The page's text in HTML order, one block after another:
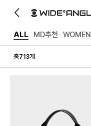
ALL MD추천 WOMEN
총713개